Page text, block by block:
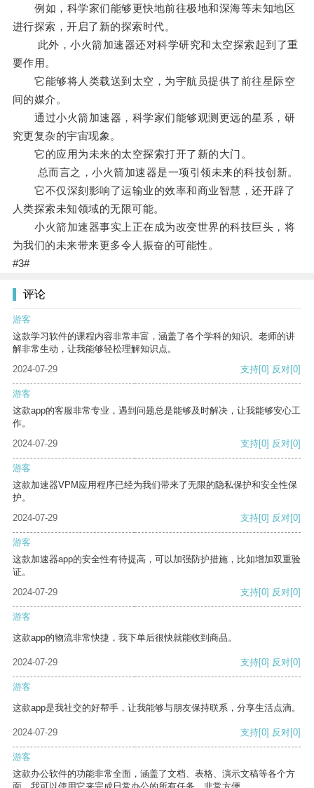
例如，科学家们能够更快地前往极地和深海等未知地区
进行探索，开启了新的探索时代。
此外，小火箭加速器还对科学研究和太空探索起到了重
要作用。
它能够将人类载送到太空，为宇航员提供了前往星际空
间的媒介。
通过小火箭加速器，科学家们能够观测更远的星系，研
究更复杂的宇宙现象。
它的应用为未来的太空探索打开了新的大门。
总而言之，小火箭加速器是一项引领未来的科技创新。
它不仅深刻影响了运输业的效率和商业智慧，还开辟了
人类探索未知领域的无限可能。
小火箭加速器事实上正在成为改变世界的科技巨头，将
为我们的未来带来更多令人振奋的可能性。
#3#
评论
游客
这款学习软件的课程内容非常丰富，涵盖了各个学科的知识。老师的讲
解非常生动，让我能够轻松理解知识点。
2024-07-29
支持[0] 反对[0]
游客
这款app的客服非常专业，遇到问题总是能够及时解决，让我能够安心工
作。
2024-07-29
支持[0] 反对[0]
游客
这款加速器VPM应用程序已经为我们带来了无限的隐私保护和安全性保
护。
2024-07-29
支持[0] 反对[0]
游客
这款加速器app的安全性有待提高，可以加强防护措施，比如增加双重验
证。
2024-07-29
支持[0] 反对[0]
游客
这款app的物流非常快捷，我下单后很快就能收到商品。
2024-07-29 支持[0] 反对[0]
游客
这款app是我社交的好帮手，让我能够与朋友保持联系，分享生活点滴。
2024-07-29 支持[0] 反对[0]
游客
这款办公软件的功能非常全面，涵盖了文档、表格、演示文稿等各个方